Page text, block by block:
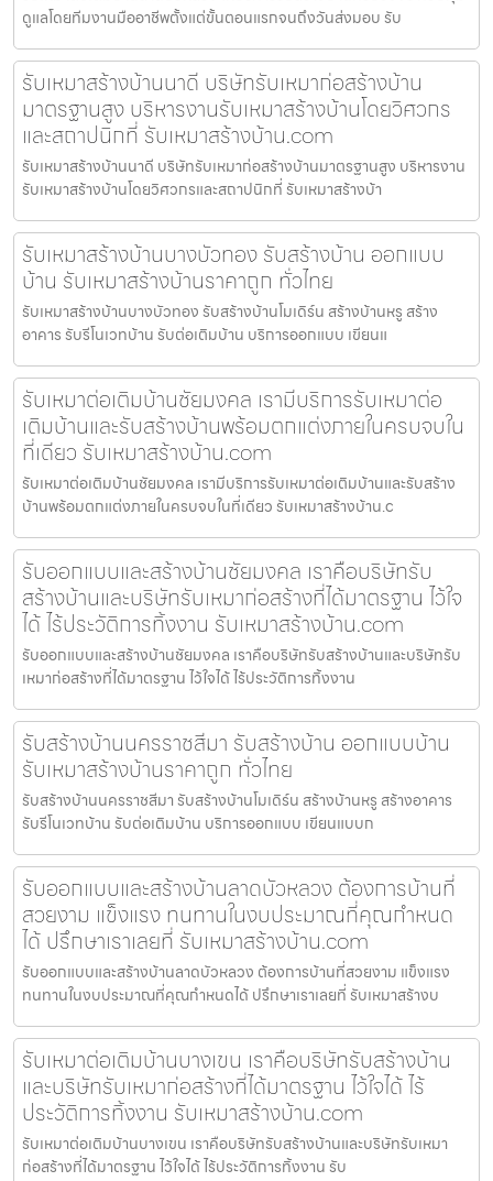
ดูแลโดยทีมงานมืออาชีพตั้งแต่ขั้นตอนแรกจนถึงวันส่งมอบ รับ
รับเหมาสร้างบ้านนาดี บริษัทรับเหมาก่อสร้างบ้าน
มาตรฐานสูง บริหารงานรับเหมาสร้างบ้านโดยวิศวกร
และสถาปนิกที่ รับเหมาสร้างบ้าน.com
รับเหมาสร้างบ้านนาดี บริษัทรับเหมาก่อสร้างบ้านมาตรฐานสูง บริหารงาน
รับเหมาสร้างบ้านโดยวิศวกรและสถาปนิกที่ รับเหมาสร้างบ้า
รับเหมาสร้างบ้านบางบัวทอง รับสร้างบ้าน ออกแบบ
บ้าน รับเหมาสร้างบ้านราคาถูก ทั่วไทย
รับเหมาสร้างบ้านบางบัวทอง รับสร้างบ้านโมเดิร์น สร้างบ้านหรู สร้าง
อาคาร รับรีโนเวทบ้าน รับต่อเติมบ้าน บริการออกแบบ เขียนแ
รับเหมาต่อเติมบ้านชัยมงคล เรามีบริการรับเหมาต่อ
เติมบ้านและรับสร้างบ้านพร้อมตกแต่งภายในครบจบใน
ที่เดียว รับเหมาสร้างบ้าน.com
รับเหมาต่อเติมบ้านชัยมงคล เรามีบริการรับเหมาต่อเติมบ้านและรับสร้าง
บ้านพร้อมตกแต่งภายในครบจบในที่เดียว รับเหมาสร้างบ้าน.c
รับออกแบบและสร้างบ้านชัยมงคล เราคือบริษัทรับ
สร้างบ้านและบริษัทรับเหมาก่อสร้างที่ได้มาตรฐาน ไว้ใจ
ได้ ไร้ประวัติการทิ้งงาน รับเหมาสร้างบ้าน.com
รับออกแบบและสร้างบ้านชัยมงคล เราคือบริษัทรับสร้างบ้านและบริษัทรับ
เหมาก่อสร้างที่ได้มาตรฐาน ไว้ใจได้ ไร้ประวัติการทิ้งงาน
รับสร้างบ้านนครราชสีมา รับสร้างบ้าน ออกแบบบ้าน
รับเหมาสร้างบ้านราคาถูก ทั่วไทย
รับสร้างบ้านนครราชสีมา รับสร้างบ้านโมเดิร์น สร้างบ้านหรู สร้างอาคาร
รับรีโนเวทบ้าน รับต่อเติมบ้าน บริการออกแบบ เขียนแบบก
รับออกแบบและสร้างบ้านลาดบัวหลวง ต้องการบ้านที่
สวยงาม แข็งแรง ทนทานในงบประมาณที่คุณกำหนด
ได้ ปรึกษาเราเลยที่ รับเหมาสร้างบ้าน.com
รับออกแบบและสร้างบ้านลาดบัวหลวง ต้องการบ้านที่สวยงาม แข็งแรง
ทนทานในงบประมาณที่คุณกำหนดได้ ปรึกษาเราเลยที่ รับเหมาสร้างบ
รับเหมาต่อเติมบ้านบางเขน เราคือบริษัทรับสร้างบ้าน
และบริษัทรับเหมาก่อสร้างที่ได้มาตรฐาน ไว้ใจได้ ไร้
ประวัติการทิ้งงาน รับเหมาสร้างบ้าน.com
รับเหมาต่อเติมบ้านบางเขน เราคือบริษัทรับสร้างบ้านและบริษัทรับเหมา
ก่อสร้างที่ได้มาตรฐาน ไว้ใจได้ ไร้ประวัติการทิ้งงาน รับ